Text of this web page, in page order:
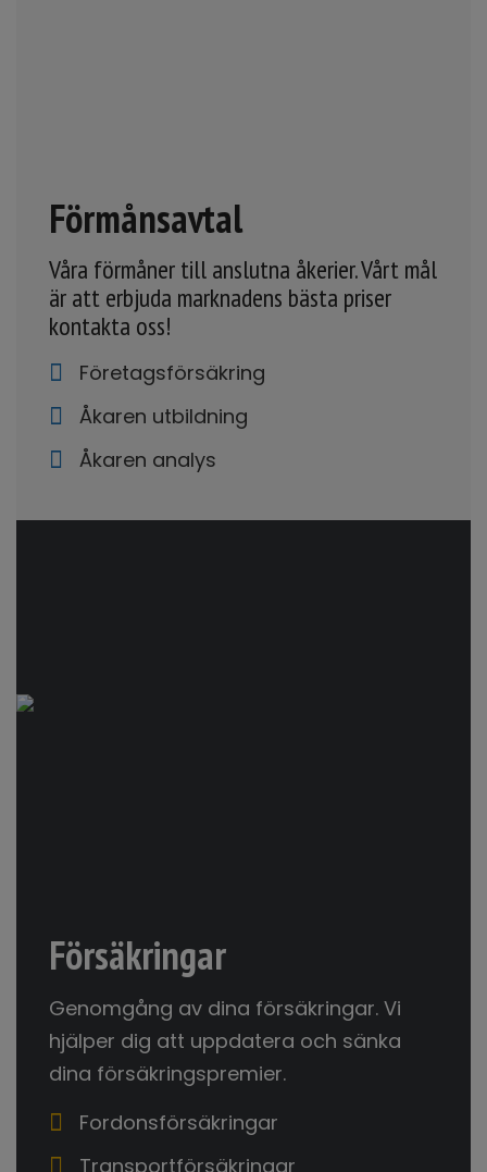
Förmånsavtal
Våra förmåner till anslutna åkerier. Vårt mål
är att erbjuda marknadens bästa priser
kontakta oss!
Företagsförsäkring
Åkaren utbildning
Åkaren analys
Försäkringar
Genomgång av dina försäkringar. Vi
hjälper dig att uppdatera och sänka
dina försäkringspremier.
Fordonsförsäkringar
Transportförsäkringar